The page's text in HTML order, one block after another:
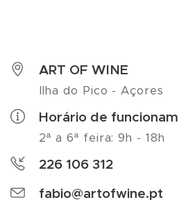
ART OF WINE
Ilha do Pico - Açores
Horário de
2ª a 6ª feira: 9h - 18h
226 106 312
fabio@artofwine.pt